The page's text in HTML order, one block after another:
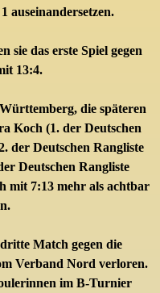
auseinandersetzen.
sie das erste Spiel gegen
13:4.
die späteren
Koch (1. der Deutschen
der Deutschen Rangliste
Deutschen Rangliste
mit 7:13 mehr als achtbar
Match gegen die
Verband Nord verloren.
im B-Turnier